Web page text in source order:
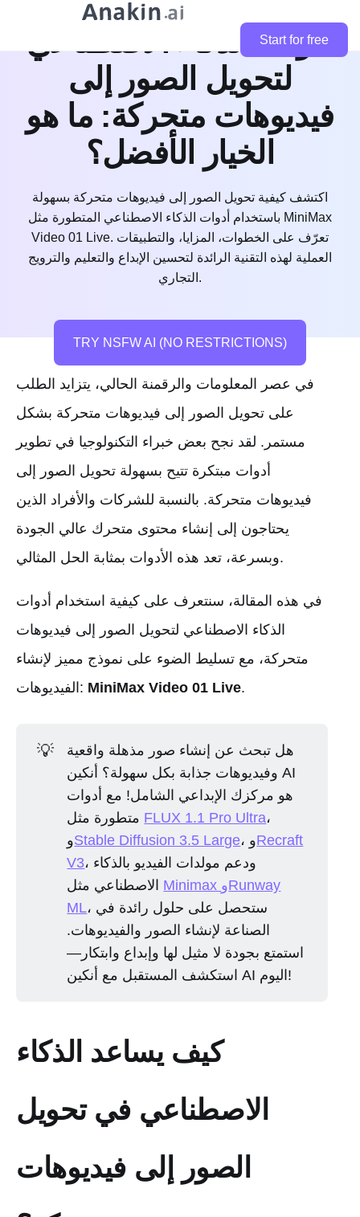
Start for free
أدوات الذكاء الاصطناعي
لتحويل الصور إلى
فيديوهات متحركة: ما هو
الخيار الأفضل؟
اكتشف كيفية تحويل الصور إلى فيديوهات متحركة بسهولة
باستخدام أدوات الذكاء الاصطناعي المتطورة مثل MiniMax
Video 01 Live. تعرّف على الخطوات، المزايا، والتطبيقات
العملية لهذه التقنية الرائدة لتحسين الإبداع والتعليم والترويج
التجاري.
TRY NSFW AI (NO RESTRICTIONS)
في عصر المعلومات والرقمنة الحالي، يتزايد الطلب
على تحويل الصور إلى فيديوهات متحركة بشكل
مستمر. لقد نجح بعض خبراء التكنولوجيا في تطوير
أدوات مبتكرة تتيح بسهولة تحويل الصور إلى
فيديوهات متحركة. بالنسبة للشركات والأفراد الذين
يحتاجون إلى إنشاء محتوى متحرك عالي الجودة
وبسرعة، تعد هذه الأدوات بمثابة الحل المثالي.
في هذه المقالة، سنتعرف على كيفية استخدام أدوات
الذكاء الاصطناعي لتحويل الصور إلى فيديوهات
متحركة، مع تسليط الضوء على نموذج مميز لإنشاء
الفيديوهات: MiniMax Video 01 Live.
💡
هل تبحث عن إنشاء صور مذهلة واقعية
وفيديوهات جذابة بكل سهولة؟ أنكين AI
هو مركزك الإبداعي الشامل! مع أدوات
FLUX 1.1 Pro Ultra،
وStable Diffusion 3.5 Large ، وRecraft
V3، ودعم مولدات الفيديو بالذكاء
Minimax وRunway
ML، ستحصل على حلول رائدة في
الصناعة لإنشاء الصور والفيديوهات.
استمتع بجودة لا مثيل لها وإبداع وابتكار—
استكشف المستقبل مع أنكين AI اليوم!
كيف يساعد الذكاء
الاصطناعي في تحويل
الصور إلى فيديوهات